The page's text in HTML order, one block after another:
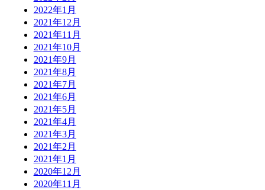
2022年1月
2021年12月
2021年11月
2021年10月
2021年9月
2021年8月
2021年7月
2021年6月
2021年5月
2021年4月
2021年3月
2021年2月
2021年1月
2020年12月
2020年11月